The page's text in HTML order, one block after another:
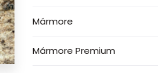
Mármore
Mármore Premium